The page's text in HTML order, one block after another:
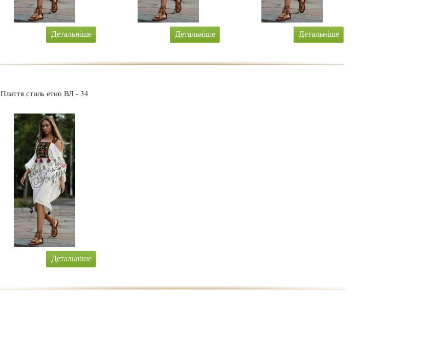
Детальніше Детальніше Детальніше
Плаття стиль етно ВЛ - 34
Детальніше